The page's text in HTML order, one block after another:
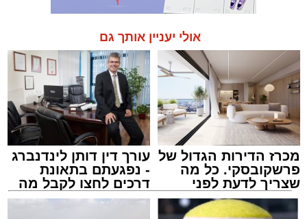
אולי יעניין אותך גם
מכרז הדירות הגדול של
פרשקובסקי. כל מה
שצריך לדעת לפני
שמגישים הצעה לדירה
באשדוד
עורך דין דותן לינדנברג
- נפגעתם בתאונת
דרכים לחצו לקבל מה
שמגיע לכם